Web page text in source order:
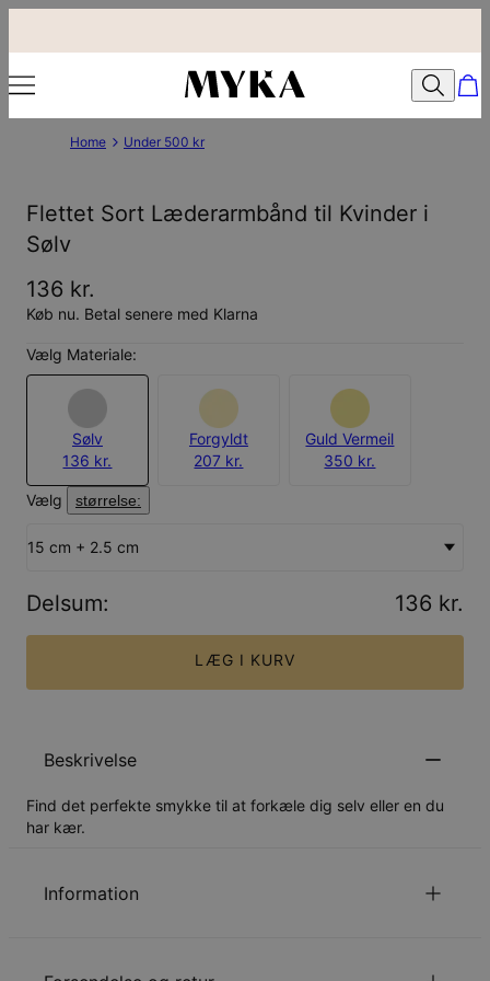
Home Under 500 kr
Flettet Sort Læderarmbånd til Kvinder i
Sølv
136 kr.
Køb nu. Betal senere med Klarna
Vælg Materiale:
Sølv
136 kr.
Forgyldt
207 kr.
Guld Vermeil
350 kr.
Vælg størrelse:
15 cm + 2.5 cm
Delsum: 136 kr.
LÆG I KURV
Beskrivelse
Find det perfekte smykke til at forkæle dig selv eller en du
har kær.
Information